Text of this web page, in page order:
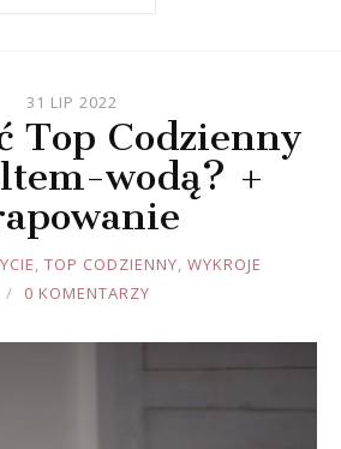
31 LIP 2022
Top Codzienny
wodą? +
, TOP CODZIENNY, WYKROJE
0 KOMENTARZY